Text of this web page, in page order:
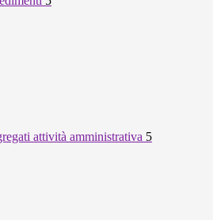
attività amministrativa 5